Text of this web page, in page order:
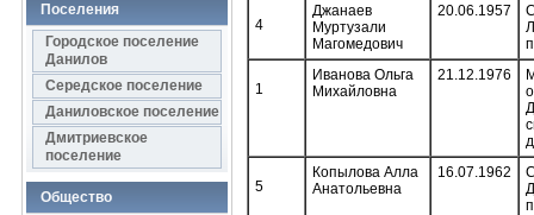
Поселения
Городское поселение
Данилов
Середское поселение
Даниловское поселение
Дмитриевское
поселение
Общество
4
Джанаев
Муртузали
Магомедович
20.06.1957
1
Иванова Ольга
Михайловна
21.12.1976
5
Копылова Алла
Анатольевна
16.07.1962